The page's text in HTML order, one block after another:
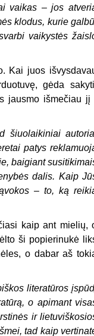
vaikas –jos
klodus, kurie
vaikystės
Kai juos
gėda
jausmo išmečiau jį
šiuolaikiniai
patys
baigiant
dalis. Kaip
–to, ką
kaip ant mielių,
ši popierinukė
o dabar aš
literatūros
o apimant
ir
tad kaip